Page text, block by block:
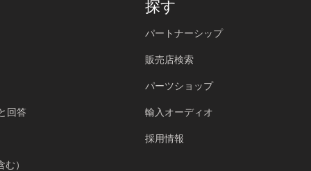
回答
）
探す
パートナーシップ
販売店検索
パーツショップ
輸入オーディオ
採用情報